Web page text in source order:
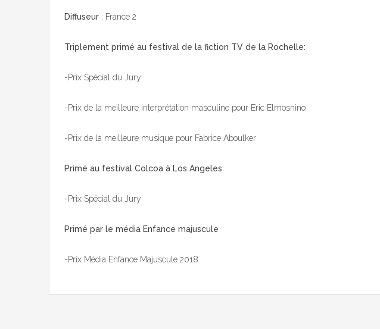
Diffuseur : France 2
Triplement primé au festival de la fiction TV de la Rochelle:
-Prix Spécial du Jury
-Prix de la meilleure interprétation masculine pour Eric Elmosnino
-Prix de la meilleure musique pour Fabrice Aboulker
Primé au festival Colcoa à Los Angeles:
-Prix Spécial du Jury
Primé par le média Enfance majuscule
-Prix Média Enfance Majuscule 2018